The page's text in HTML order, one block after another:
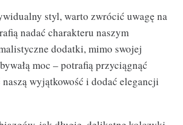
styl, warto zwrócić uwagę na
nadać charakteru naszym
dodatki, mimo swojej
moc – potrafią przyciągnąć
wyjątkowość i dodać elegancji